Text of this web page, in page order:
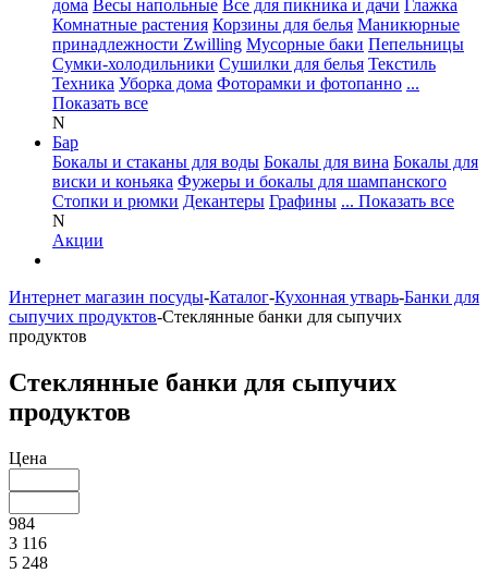
дома Весы напольные Все для пикника и дачи Глажка
Комнатные растения Корзины для белья Маникюрные
принадлежности Zwilling Мусорные баки Пепельницы
Сумки-холодильники Сушилки для белья Текстиль
Техника Уборка дома Фоторамки и фотопанно ...
Показать все
N
Бар
Бокалы и стаканы для воды Бокалы для вина Бокалы для
виски и коньяка Фужеры и бокалы для шампанского
Стопки и рюмки Декантеры Графины ... Показать все
N
Акции
Интернет магазин посуды-Каталог-Кухонная утварь-Банки для
сыпучих продуктов-Стеклянные банки для сыпучих
продуктов
Стеклянные банки для сыпучих
продуктов
Цена
984
3 116
5 248